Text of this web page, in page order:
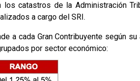
los catastros de la Administración
a cargo del SRI.
a cada Gran Contribuyente según
por sector económico: